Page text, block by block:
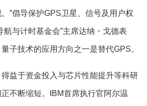
”倡导保护GPS卫星、信号及用户权
航与计时基金会”主席达纳・戈德表
子技术的应用方向之一是替代GPS。
益于资金投入与芯片性能提升等科研
不断缩短。IBM首席执行官阿尔温